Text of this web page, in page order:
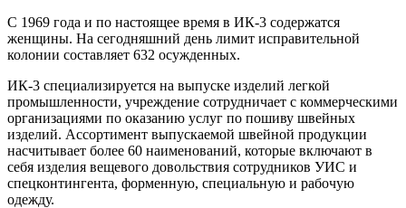
С 1969 года и по настоящее время в ИК-3 содержатся
женщины. На сегодняшний день лимит исправительной
колонии составляет 632 осужденных.
ИК-3 специализируется на выпуске изделий легкой
промышленности, учреждение сотрудничает с коммерческими
организациями по оказанию услуг по пошиву швейных
изделий. Ассортимент выпускаемой швейной продукции
насчитывает более 60 наименований, которые включают в
себя изделия вещевого довольствия сотрудников УИС и
спецконтингента, форменную, специальную и рабочую
одежду.